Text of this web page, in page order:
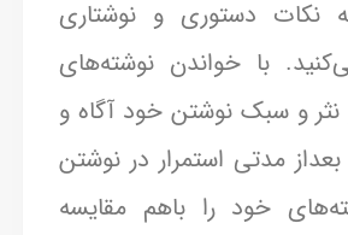
نکات دستوری و نوشتاری
با خواندن نوشته‌های
و سبک نوشتن خود آگاه و
مدتی استمرار در نوشتن
خود را باهم مقایسه